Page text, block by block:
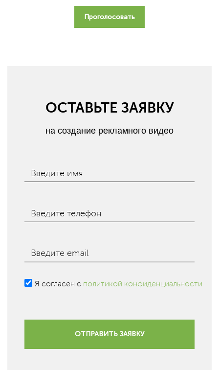
Проголосовать
ОСТАВЬТЕ ЗАЯВКУ
на создание рекламного видео
Введите имя
Введите телефон
Введите email
Я согласен с политикой конфиденциальности
ОТПРАВИТЬ ЗАЯВКУ